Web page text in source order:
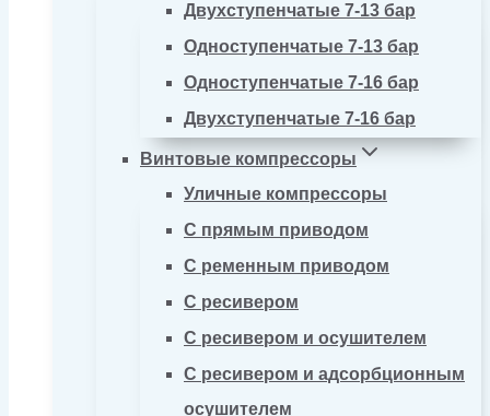
Двухступенчатые 7-13 бар
Одноступенчатые 7-13 бар
Одноступенчатые 7-16 бар
Двухступенчатые 7-16 бар
Винтовые компрессоры
Уличные компрессоры
С прямым приводом
С ременным приводом
С ресивером
С ресивером и осушителем
С ресивером и адсорбционным
осушителем